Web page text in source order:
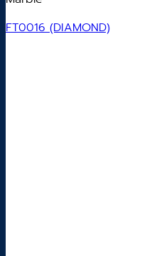
FT0016 (DIAMOND)